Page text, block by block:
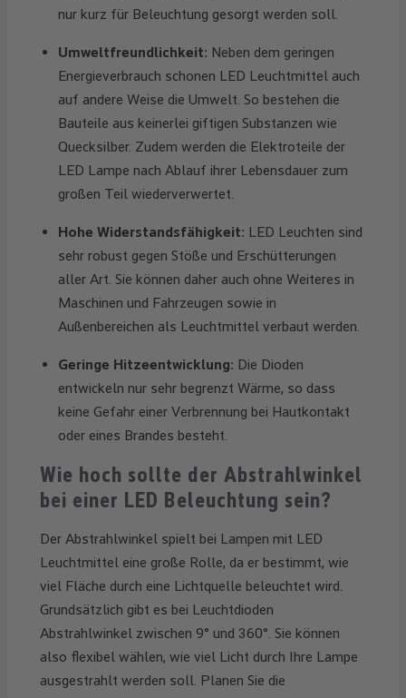
nur kurz für Beleuchtung gesorgt werden soll.
Umweltfreundlichkeit: Neben dem geringen
Energieverbrauch schonen LED Leuchtmittel auch
auf andere Weise die Umwelt. So bestehen die
Bauteile aus keinerlei giftigen Substanzen wie
Quecksilber. Zudem werden die Elektroteile der
LED Lampe nach Ablauf ihrer Lebensdauer zum
großen Teil wiederverwertet.
Hohe Widerstandsfähigkeit: LED Leuchten sind
sehr robust gegen Stöße und Erschütterungen
aller Art. Sie können daher auch ohne Weiteres in
Maschinen und Fahrzeugen sowie in
Außenbereichen als Leuchtmittel verbaut werden.
Geringe Hitzeentwicklung: Die Dioden
entwickeln nur sehr begrenzt Wärme, so dass
keine Gefahr einer Verbrennung bei Hautkontakt
oder eines Brandes besteht.
Wie hoch sollte der Abstrahlwinkel
bei einer LED Beleuchtung sein?
Der Abstrahlwinkel spielt bei Lampen mit LED
Leuchtmittel eine große Rolle, da er bestimmt, wie
viel Fläche durch eine Lichtquelle beleuchtet wird.
Grundsätzlich gibt es bei Leuchtdioden
Abstrahlwinkel zwischen 9° und 360°. Sie können
also flexibel wählen, wie viel Licht durch Ihre Lampe
ausgestrahlt werden soll. Planen Sie die